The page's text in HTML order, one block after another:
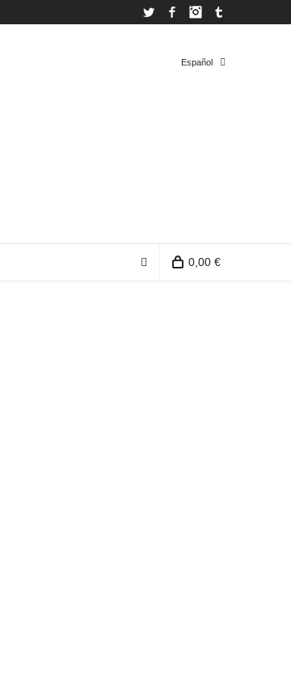
Twitter FacebookInstagram
Español
0,00 €